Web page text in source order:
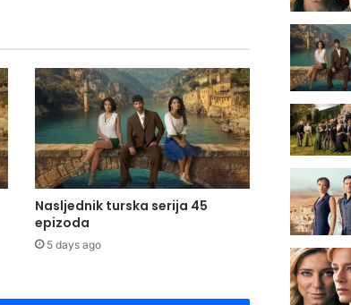
Nasljednik turska serija 45
epizoda
5 days ago